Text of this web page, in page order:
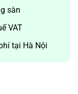
sàn
VAT
tại Hà Nội